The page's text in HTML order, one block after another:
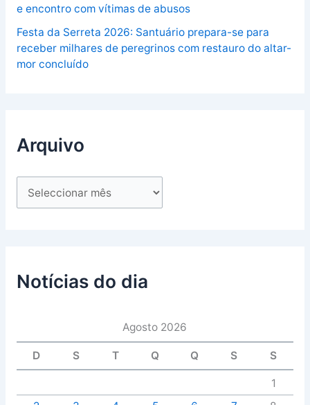
e encontro com vítimas de abusos
Festa da Serreta 2026: Santuário prepara-se para
receber milhares de peregrinos com restauro do altar-
mor concluído
Arquivo
Notícias do dia
Agosto 2026
D S T Q Q S S
1